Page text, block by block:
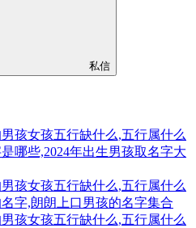
私信
孩女孩五行缺什么,五行属什么
哪些,2024年出生男孩取名字大
孩女孩五行缺什么,五行属什么
字,朗朗上口男孩的名字集合
孩女孩五行缺什么,五行属什么